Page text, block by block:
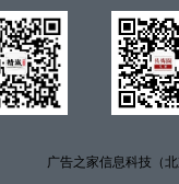
广告之家信息科技（